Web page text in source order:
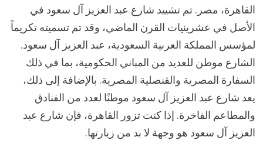
القاهرة، مصر. تم تشييد شارع عبد العزيز آل سعود في
الأصل في عشرينيات القرن الماضي، وقد تم تسميته تكريماً
لمؤسس المملكة العربية السعودية، عبد العزيز آل سعود.
الشارع موطن للعديد من المباني الحكومية، بما في ذلك
السفارة المصرية والقنصلية المصرية. بالإضافة إلى ذلك،
يعد شارع عبد العزيز آل سعود موطنًا لعدد من الفنادق
والمطاعم الفاخرة. إذا كنت تزور القاهرة، فإن شارع عبد
العزيز آل سعود هو وجهة لا بد من زيارتها.